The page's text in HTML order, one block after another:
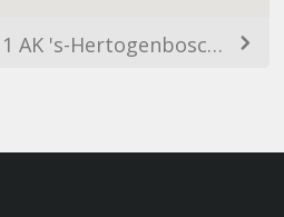
Willemsplein 2, 5211 AK 's-Hertogenbosch, Netherlands